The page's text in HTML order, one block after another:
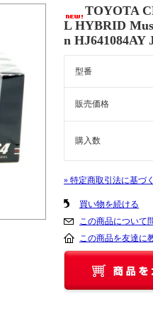
TOYOTA
L HYBRID
n HJ641084AY
型番
販売価格
購入数
» 特定商取引法に基づ
買い物を続ける
この商品について
この商品を友達に